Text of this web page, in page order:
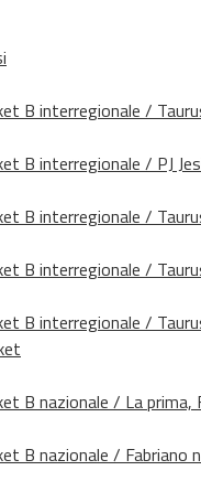
B interregionale /
B interregionale / PJ
B interregionale /
B interregionale /
B interregionale /
B nazionale / La prima,
B nazionale / Fabriano